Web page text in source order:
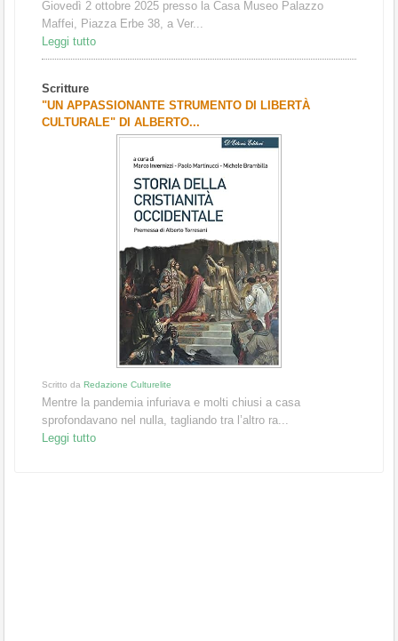
Giovedì 2 ottobre 2025 presso la Casa Museo Palazzo
Maffei, Piazza Erbe 38, a Ver...
Leggi tutto
Scritture
"UN APPASSIONANTE STRUMENTO DI LIBERTÀ
CULTURALE" DI ALBERTO...
Scritto da Redazione Culturelite
Mentre la pandemia infuriava e molti chiusi a casa
sprofondavano nel nulla, tagliando tra l’altro ra...
Leggi tutto